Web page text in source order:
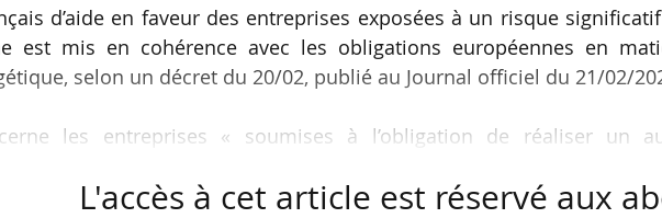
d’aide en faveur des entreprises exposées à un risque
est mis en cohérence avec les obligations européennes en
selon un décret du 20/02, publié au Journal officiel du 21/02/
les entreprises « soumises à l’obligation de réaliser un
risque significatif de fuite de carbone en raison des coûts du
L'accès à cet article est réservé aux